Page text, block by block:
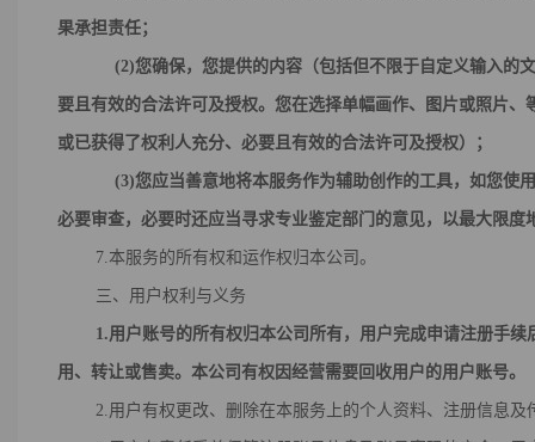
果承担责任；
(2)您确保，您提供的内容（包括但不限于自定义输入的
要且有效的合法许可及授权。您在选择单幅画作、图片或照片
或已获得了权利人充分、必要且有效的合法许可及授权） ；
(3)您应当善意地将本服务作为辅助创作的工具，如您使
必要审查，必要时还应当寻求专业鉴定部门的意见，以最大限度
7.本服务的所有权和运作权归本公司。
三、用户权利与义务
1.用户账号的所有权归本公司所有，用户完成申请注册手续
用、转让或售卖。本公司有权因经营需要回收用户的用户账号。
2.用户有权更改、删除在本服务上的个人资料、注册信息及